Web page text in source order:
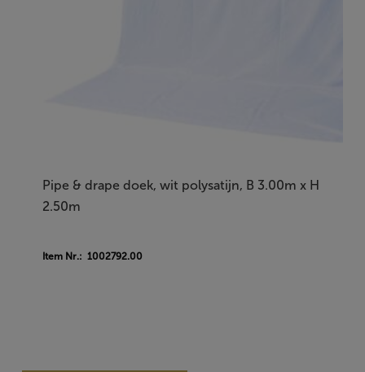
Pipe & drape doek, wit polysatijn, B 3.00m x H
2.50m
Item Nr.: 1002792.00